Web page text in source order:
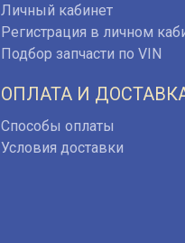
Личный кабинет
Регистрация в личном
Подбор запчасти по VIN
ОПЛАТА И
Способы оплаты
Условия доставки